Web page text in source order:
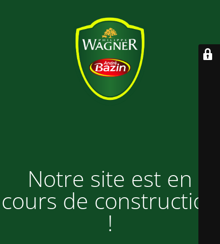
Notre site est en
cours de construction
!